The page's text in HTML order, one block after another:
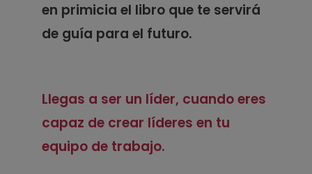
en primicia el libro que te servirá
de guía para el futuro.
Llegas a ser un líder, cuando eres
capaz de crear líderes en tu
equipo de trabajo.